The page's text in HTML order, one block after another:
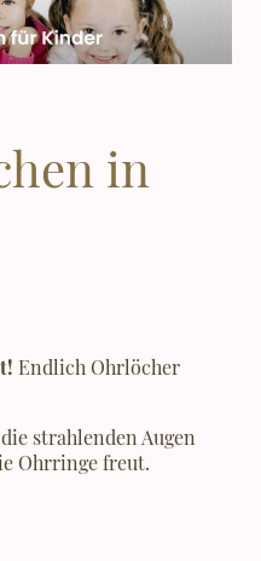
in
Endlich Ohrlöcher
strahlenden Augen
Ohrringe freut.